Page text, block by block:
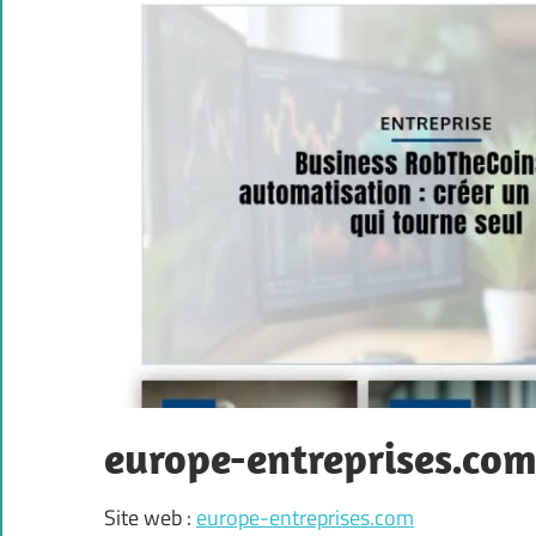
europe-entreprises.com
Site web : europe-entreprises.com